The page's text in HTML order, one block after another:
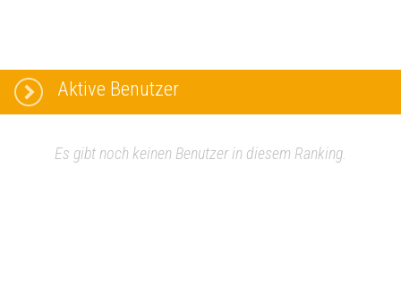
Aktive Benutzer
Es gibt noch keinen Benutzer in diesem Ranking.